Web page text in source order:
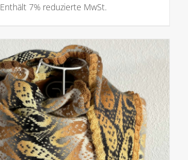
Enthält 7% reduzierte MwSt.